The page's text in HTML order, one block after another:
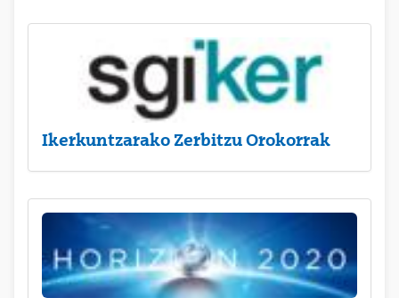
Ikerkuntzarako Zerbitzu Orokorrak